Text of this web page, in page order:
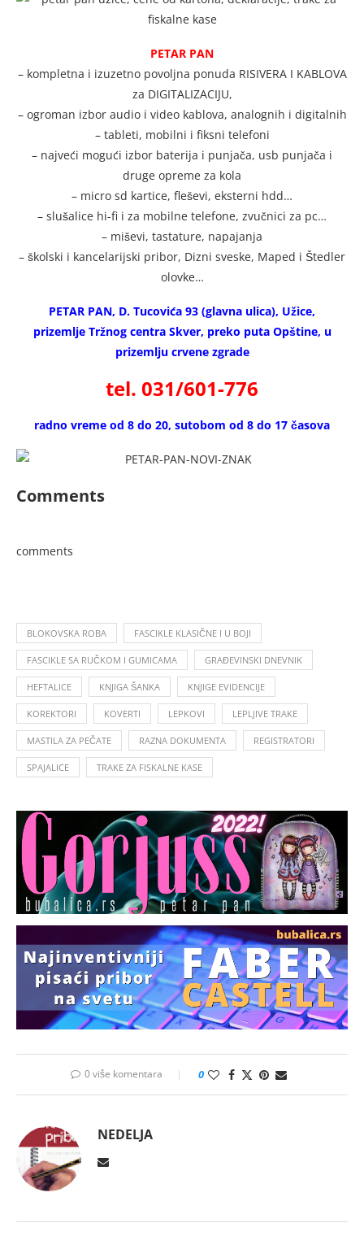
PETAR PAN
– kompletna i izuzetno povoljna ponuda RISIVERA I KABLOVA
za DIGITALIZACIJU,
– ogroman izbor audio i video kablova, analognih i digitalnih
– tableti, mobilni i fiksni telefoni
– najveći mogući izbor baterija i punjača, usb punjača i
druge opreme za kola
– micro sd kartice, fleševi, eksterni hdd…
– slušalice hi-fi i za mobilne telefone, zvučnici za pc…
– miševi, tastature, napajanja
– školski i kancelarijski pribor, Dizni sveske, Maped i Štedler
olovke…
PETAR PAN, D. Tucovića 93 (glavna ulica), Užice,
prizemlje Tržnog centra Skver, preko puta Opštine, u
prizemlju crvene zgrade
tel. 031/601-776
radno vreme od 8 do 20, sutobom od 8 do 17 časova
Comments
comments
BLOKOVSKA ROBA FASCIKLE KLASIČNE I U BOJI
FASCIKLE SA RUČKOM I GUMICAMA GRAĐEVINSKI DNEVNIK
HEFTALICE KNJIGA ŠANKA KNJIGE EVIDENCIJE
KOREKTORI KOVERTI LEPKOVI LEPLJIVE TRAKE
MASTILA ZA PEČATE RAZNA DOKUMENTA REGISTRATORI
SPAJALICE TRAKE ZA FISKALNE KASE
0 više komentara 0
NEDELJA